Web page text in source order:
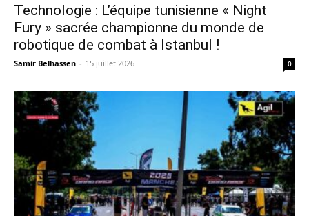
Technologie : L’équipe tunisienne « Night
Fury » sacrée championne du monde de
robotique de combat à Istanbul !
Samir Belhassen - 15 juillet 2026 0